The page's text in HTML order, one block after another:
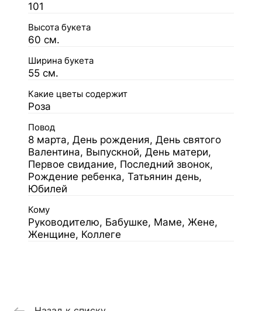
101
Высота букета
60 см.
Ширина букета
55 см.
Какие цветы содержит
Роза
Повод
8 марта, День рождения, День святого
Валентина, Выпускной, День матери,
Первое свидание, Последний звонок,
Рождение ребенка, Татьянин день,
Юбилей
Кому
Руководителю, Бабушке, Маме, Жене,
Женщине, Коллеге